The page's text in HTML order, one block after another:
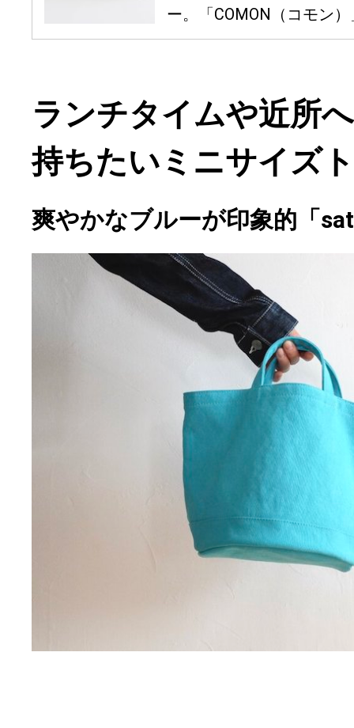
ー。「COMON（コモン
ランチタイムや近所
持ちたいミニサイズ
爽やかなブルーが印象的「